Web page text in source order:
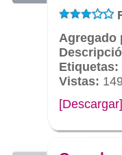
Agregado
Etiquetas:
Vistas:
[Descargar]